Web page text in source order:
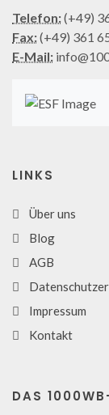
Telefon:(+49)
Fax:(+49) 361
E-Mail:
LINKS
Über uns
Blog
AGB
Impressum
Kontakt
DAS